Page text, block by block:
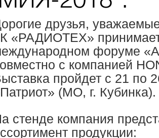
друзья,
«РАДИОТЕХ»
форуме
с компанией
пройдет с 21 по
(МО, г. Кубинка).
стенде компания
продукции: